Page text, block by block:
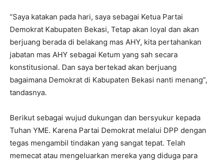
“Saya katakan pada hari, saya sebagai Ketua Partai
Demokrat Kabupaten Bekasi, Tetap akan loyal dan akan
berjuang berada di belakang mas AHY, kita pertahankan
jabatan mas AHY sebagai Ketum yang sah secara
konstitusional. Dan saya bertekad akan berjuang
bagaimana Demokrat di Kabupaten Bekasi nanti menang”,
tandasnya.
Berikut sebagai wujud dukungan dan bersyukur kepada
Tuhan YME. Karena Partai Demokrat melalui DPP dengan
tegas mengambil tindakan yang sangat tepat. Telah
memecat atau mengeluarkan mereka yang diduga para